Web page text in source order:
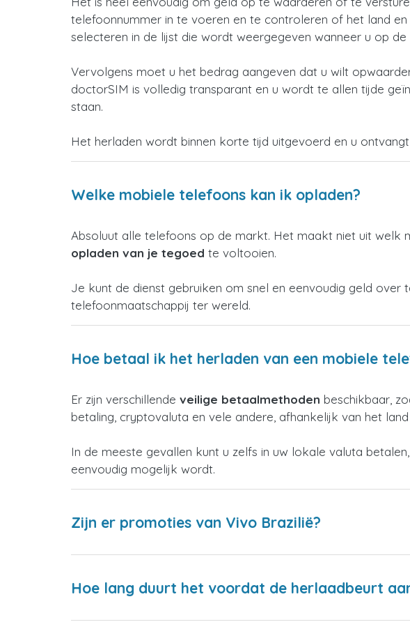
telefoonnummer in te voeren en te controleren of het land
selecteren in de lijst die wordt weergegeven wanneer u op de
Vervolgens moet u het bedrag aangeven dat u wilt
doctorSIM is volledig transparant en u wordt te allen tijde
staan.
Het herladen wordt binnen korte tijd uitgevoerd en u
Welke mobiele telefoons kan ik opladen?
Absoluut alle telefoons op de markt. Het maakt niet uit
opladen van je tegoed te voltooien.
Je kunt de dienst gebruiken om snel en eenvoudig geld
telefoonmaatschappij ter wereld.
Hoe betaal ik het herladen van een mobiele
Er zijn verschillende veilige betaalmethoden beschikbaar,
betaling, cryptovaluta en vele andere, afhankelijk van het
In de meeste gevallen kunt u zelfs in uw lokale valuta
eenvoudig mogelijk wordt.
Zijn er promoties van Vivo Brazilië?
Hoe lang duurt het voordat de herlaadbeurt